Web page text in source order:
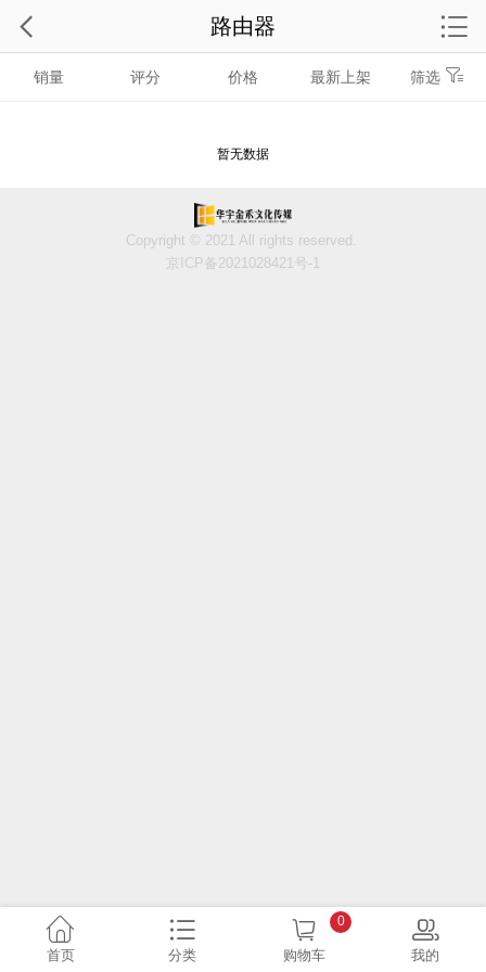
销量 评分 价格 最新上架 筛选
暂无数据
路由器
Copyright © 2021 All rights reserved.
京ICP备2021028421号-1
首页 分类 购物车
0
我的